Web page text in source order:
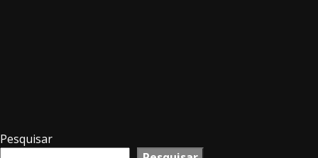
Pesquisar